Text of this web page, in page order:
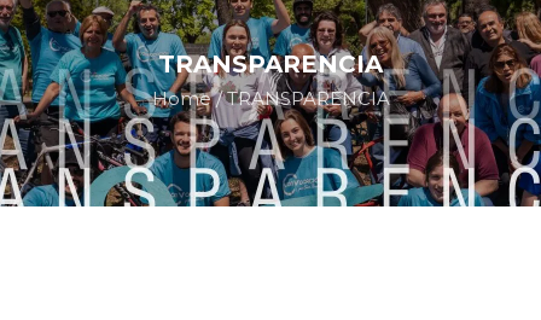
TRANSPARENCIA
Home/ TRANSPARENCIA